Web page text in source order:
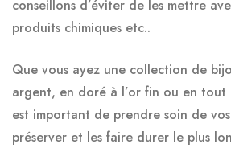
conseillons d’éviter de les mettre
produits chimiques etc..
Que vous ayez une collection de
argent, en doré à l’or fin ou en
est important de prendre soin de
préserver et les faire durer le plus